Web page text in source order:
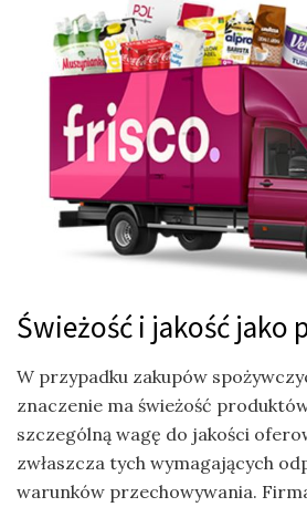
Świeżość i jakość jako
W przypadku zakupów
znaczenie ma świeżość
szczególną wagę do jakości
zwłaszcza tych wymagających
warunków przechowywania.